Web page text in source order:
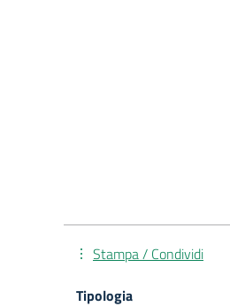
Stampa / Condividi
Tipologia